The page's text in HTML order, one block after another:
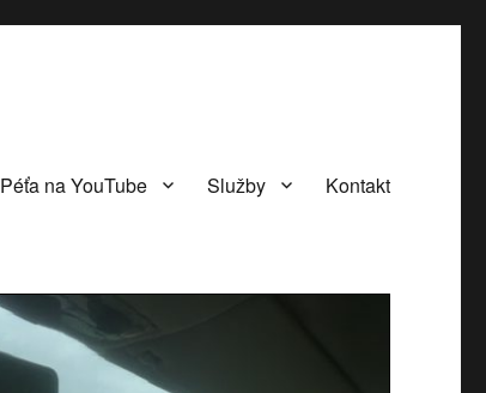
Péťa na YouTube Služby Kontakt